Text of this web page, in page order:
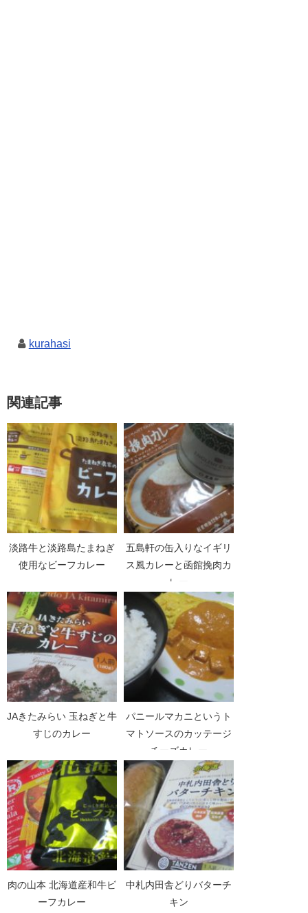
kurahasi
関連記事
淡路牛と淡路島たまねぎ
使用なビーフカレー
五島軒の缶入りなイギリ
ス風カレーと函館挽肉カ
レー
JAきたみらい 玉ねぎと牛
すじのカレー
パニールマカニというト
マトソースのカッテージ
チーズカレー
肉の山本 北海道産和牛ビ
ーフカレー
中札内田舎どりバターチ
キン